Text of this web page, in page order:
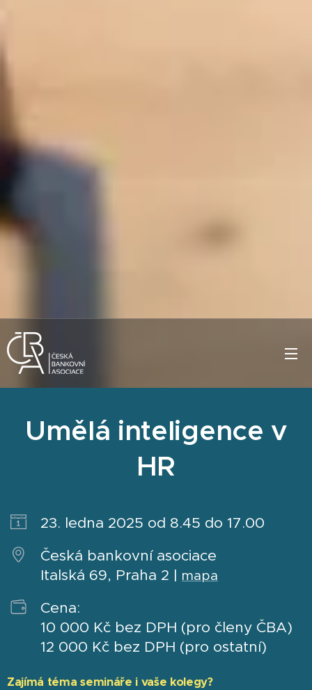
Umělá inteligence v
HR
23. ledna 2025 od 8.45 do 17.00
Česká bankovní asociace
Italská 69, Praha 2 | mapa
Cena:
10 000 Kč bez DPH (pro členy ČBA)
12 000 Kč bez DPH (pro ostatní)
Zajímá téma semináře i vaše kolegy?